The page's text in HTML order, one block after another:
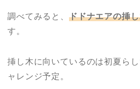
調べてみると、 ドドナエアの挿
す。
挿し木に向いているのは初夏ら
ャレンジ予定。